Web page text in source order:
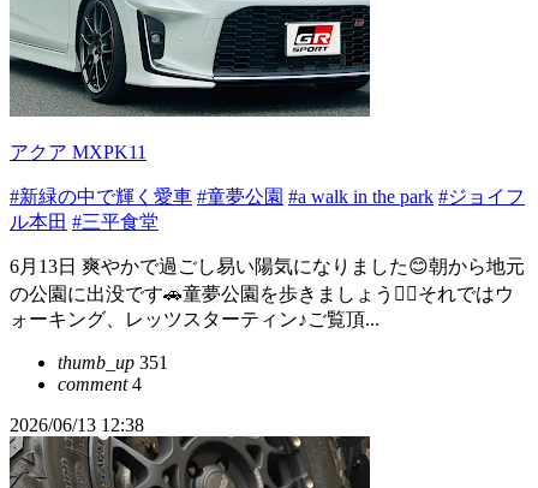
アクア MXPK11
#新緑の中で輝く愛車 #童夢公園 #a walk in the park #ジョイフ
ル本田 #三平食堂
6月13日 爽やかで過ごし易い陽気になりました😊朝から地元
の公園に出没です🚗童夢公園を歩きましょう🚶‍♀️それではウ
ォーキング、レッツスターティン♪ご覧頂...
thumb_up 351
comment4
2026/06/13 12:38